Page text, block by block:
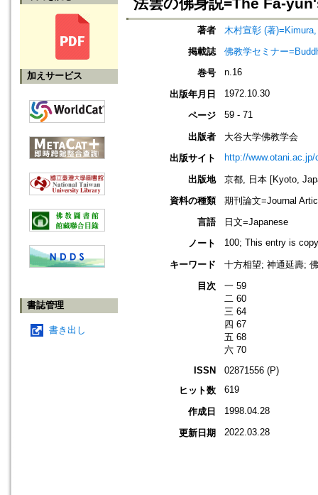
加えサービス
書誌管理
書き出し
法雲の佛身説=The Fa-
著者
木村宣彰 (著
掲載誌
佛教学セミナー
巻号
n.16
出版年月日 1972.10.30
ページ 59 - 71
出版者
大谷大学佛教学会
出版サイト
http://
出版地
京都, 日本 [Kyoto,
資料の種類
期刊論文=Journal
言語
日文=Japanese
ノート
100; This entry is
キーワード
十方相望; 神通延壽;
目次
一 59
二 60
三 64
四 67
五 68
六 70
ISSN
02871556 (P)
ヒット数
619
作成日 1998.04.28
更新日期 2022.03.28